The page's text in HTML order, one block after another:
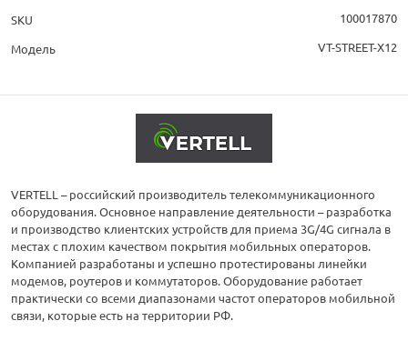
SKU
100017870
Модель
VT-STREET-X12
VERTELL – российский производитель телекоммуникационного
оборудования. Основное направление деятельности – разработка
и производство клиентских устройств для приема 3G/4G сигнала в
местах с плохим качеством покрытия мобильных операторов.
Компанией разработаны и успешно протестированы линейки
модемов, роутеров и коммутаторов. Оборудование работает
практически со всеми диапазонами частот операторов мобильной
связи, которые есть на территории РФ.